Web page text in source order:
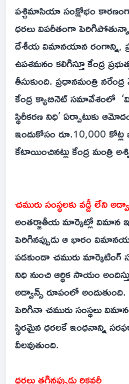
పశ్చిమాసియా సంక్షోభం
ధరలు విపరీతంగా
దేశీయ విమానయాన రంగాన్ని,
ఉపశమనం కలిగిస్తూ కేంద్ర
తీసుకుంది. ప్రధానమంత్రి
కేంద్ర క్యాబినెట్ సమావేశంలో
స్థిరీకరణ నిధి’ ఏర్పాటుకు
ఇందుకోసం రూ.10,000 కోట్ల
కేటాయించినట్లు కేంద్ర మంత్రి
చమురు సంస్థలకు వడ్డీ లేని
అంతర్జాతీయ మార్కెట్లో విమాన
పెరిగినప్పుడు ఆ భారం
పడకుండా చమురు మార్కెటింగ్
నిధి నుంచి ఆర్థిక సాయం
అడ్వాన్స్ రూపంలో అందుతుంది.
పెరిగినా చమురు సంస్థలు
స్థిరమైన ధరలకే ఇంధనాన్ని
వీలవుతుంది.
ధరలు తగ్గినప్పుడు రికవరీ